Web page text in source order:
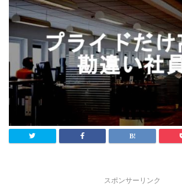
スポンサーリンク